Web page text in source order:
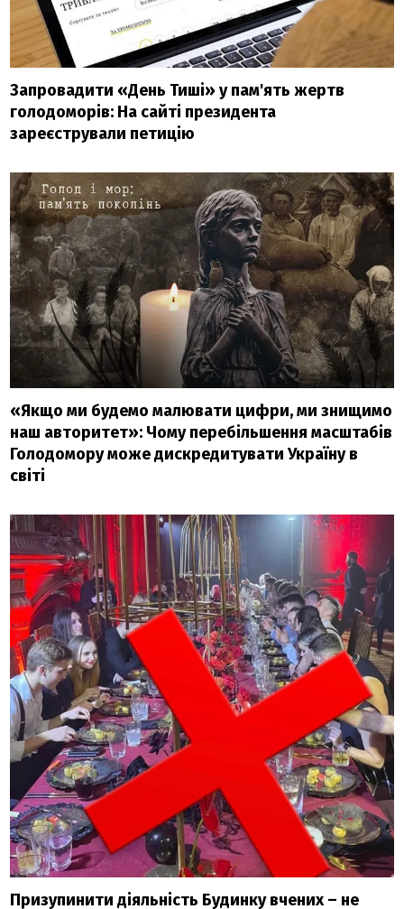
Запровадити «День Тиші» у пам'ять жертв
голодоморів: На сайті президента
зареєстрували петицію
«Якщо ми будемо малювати цифри, ми знищимо
наш авторитет»: Чому перебільшення масштабів
Голодомору може дискредитувати Україну в
світі
Призупинити діяльність Будинку вчених – не